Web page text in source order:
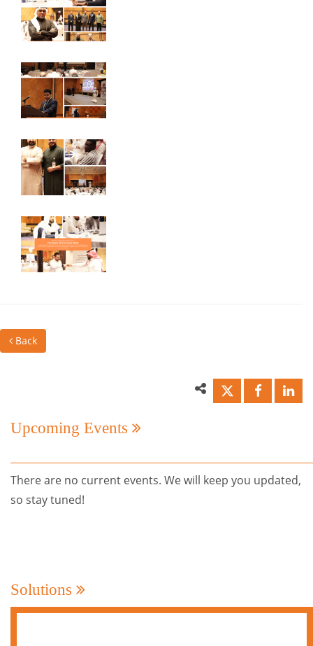
Back
Upcoming Events
There are no current events. We will keep you updated,
so stay tuned!
Solutions